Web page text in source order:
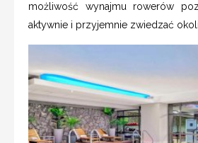
możliwość wynajmu rowerów
aktywnie i przyjemnie zwiedzać